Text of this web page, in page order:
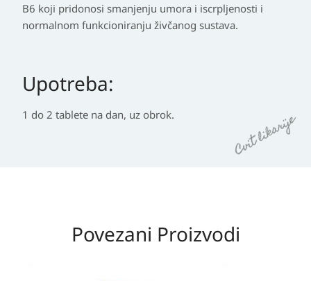
B6 koji pridonosi smanjenju umora i iscrpljenosti i
normalnom funkcioniranju živčanog sustava.
Upotreba:
1 do 2 tablete na dan, uz obrok.
Povezani Proizvodi